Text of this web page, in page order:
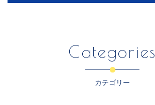
Categories
カテゴリー